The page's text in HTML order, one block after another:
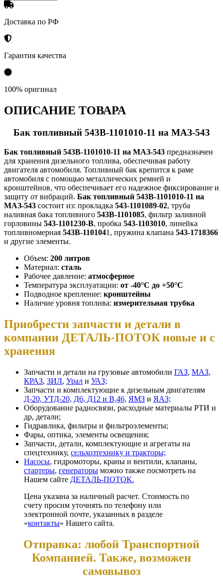
Доставка по РФ
Гарантия качества
100% оригинал
ОПИСАНИЕ ТОВАРА
Бак топливный 543В-1101010-11 на МАЗ-543
Бак топливный 543В-1101010-11 на МАЗ-543 предназначен
для хранения дизельного топлива, обеспечивая работу
двигателя автомобиля. Топливный бак крепится к раме
автомобиля с помощью металлических ремней и
кронштейнов, что обеспечивает его надежное фиксирование и
защиту от вибраций. Бак топливный 543В-1101010-11 на
МАЗ-543 состоит из: прокладка 543-1101089-02, труба
наливная бака топливного 543В-1101085, фильтр заливной
горловины 543-1101230-В, пробка 543-1103010, линейка
топливномерная 543В-1101041, пружина клапана 543-1718366
и другие элементы.
Объем: 200 литров
Материал: сталь
Рабочее давление: атмосферное
Температура эксплуатации: от -40°C до +50°C
Подводное крепление: кронштейны
Наличие уровня топлива: измерительная трубка
Приобрести запчасти и детали в
компании ДЕТАЛЬ-ПОТОК новые и с
хранения
Запчасти и детали на грузовые автомобили ГАЗ, МАЗ,
КРАЗ, ЗИЛ, Урал и УАЗ;
Запчасти и комплектующие к дизельным двигателям
Д-20, УТД-20, Д6, Д12 и В,46, ЯМЗ и ЯАЗ;
Оборудование радиосвязи, расходные материалы РТИ и
др, детали;
Гидравлика, фильтры и фильтроэлементы;
Фары, оптика, элементы освещения;
Запчасти, детали, комплектующие и агрегаты на
спецтехнику, сельхозтехнику и тракторы;
Насосы, гидромоторы, краны и вентили, клапаны,
стартеры, генераторы можно также посмотреть на
Нашем сайте ДЕТАЛЬ-ПОТОК.
Цена указана за наличный расчет. Стоимость по
счету просим уточнять по телефону или
электронной почте, указанных в разделе
«контакты» Нашего сайта.
Отправка: любой Транспортной
Компанией. Также, возможен
самовывоз